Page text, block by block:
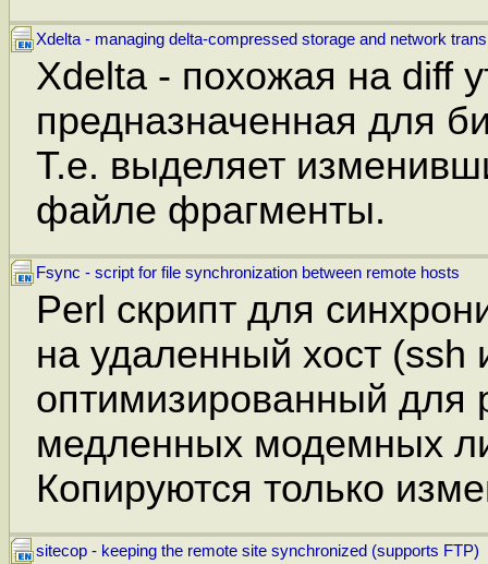
Xdelta - managing delta-compressed storage and network
Xdelta - похожая на diff
предназначенная для
Т.е. выделяет
файле фрагменты.
Fsync - script for file synchronization between remote hosts
Perl скрипт для
на удаленный хост (ssh
оптимизированный для
медленных модемных
Копируются только
sitecop - keeping the remote site synchronized (supports FTP)